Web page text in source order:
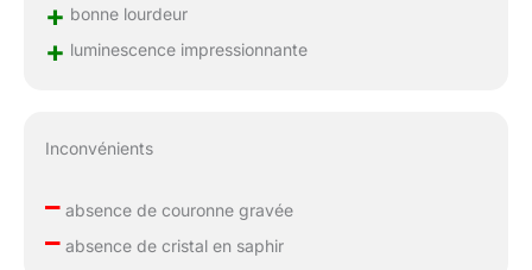
+ bonne lourdeur
+ luminescence impressionnante
Inconvénients
–absence de couronne gravée
–absence de cristal en saphir